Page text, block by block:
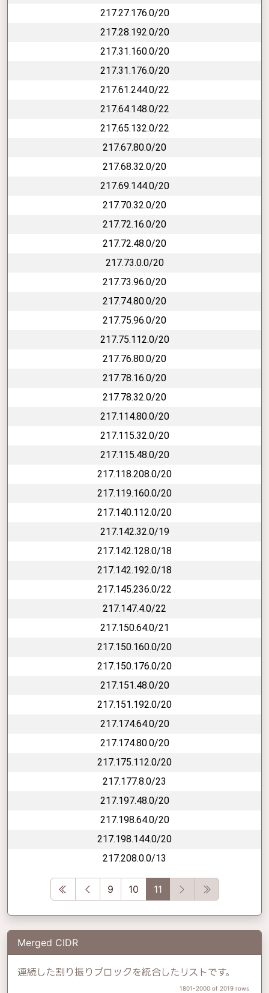
217.27.176.0/20
217.28.192.0/20
217.31.160.0/20
217.31.176.0/20
217.61.244.0/22
217.64.148.0/22
217.65.132.0/22
217.67.80.0/20
217.68.32.0/20
217.69.144.0/20
217.70.32.0/20
217.72.16.0/20
217.72.48.0/20
217.73.0.0/20
217.73.96.0/20
217.74.80.0/20
217.75.96.0/20
217.75.112.0/20
217.76.80.0/20
217.78.16.0/20
217.78.32.0/20
217.114.80.0/20
217.115.32.0/20
217.115.48.0/20
217.118.208.0/20
217.119.160.0/20
217.140.112.0/20
217.142.32.0/19
217.142.128.0/18
217.142.192.0/18
217.145.236.0/22
217.147.4.0/22
217.150.64.0/21
217.150.160.0/20
217.150.176.0/20
217.151.48.0/20
217.151.192.0/20
217.174.64.0/20
217.174.80.0/20
217.175.112.0/20
217.177.8.0/23
217.197.48.0/20
217.198.64.0/20
217.198.144.0/20
217.208.0.0/13
First Previous
9 10 11 Next Last
Merged CIDR
連続した割り振りブロックを統合したリストです。
1801-2000 of 2019 rows